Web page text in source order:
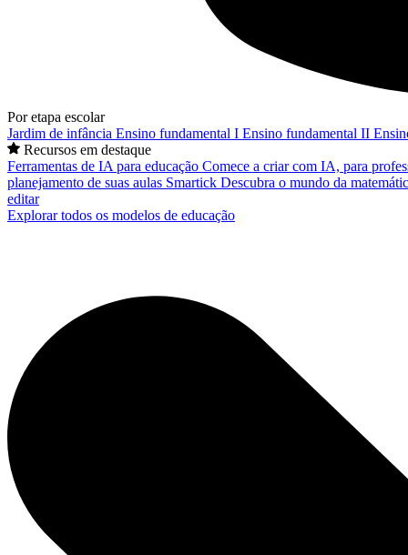
Por etapa escolar
Jardim de infância Ensino fundamental I Ensino fundamental II
Recursos em destaque
Ferramentas de IA para educação Comece a criar com IA, para
planejamento de suas aulas Smartick Descubra o mundo da
editar
Explorar todos os modelos de educação